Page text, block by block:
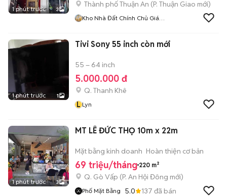
1 phút trước 3
Thành phố Thuận An (P. Thuận Giao mới)
Kho Nhà Đất Chính Chủ Giá
1 phút trước 1
Tivi Sony 55 inch còn mới
55 – 64 inch
5.000.000 đ
Q. Thanh Khê
L Lyn
1 phút trước 3
MT LÊ ĐỨC THỌ 10m x 22m
Mặt bằng kinh doanh Hoàn thiện cơ bản
69 triệu/tháng 220 m²
Q. Gò Vấp (P. An Hội Đông mới)
Phố Mặt Bằng 5.0 137 đã bán